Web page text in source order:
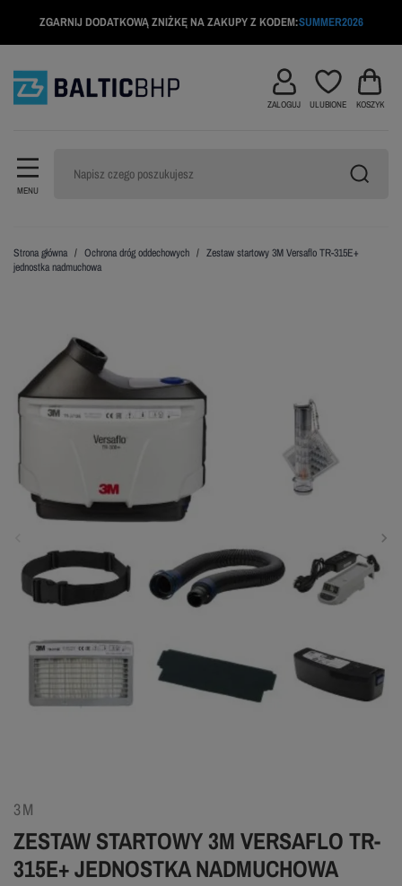
ZGARNIJ DODATKOWĄ ZNIŻKĘ NA ZAKUPY Z KODEM:SUMMER2026
MENU
ZALOGUJ ULUBIONE KOSZYK
Strona główna Ochrona dróg oddechowych
Zestaw startowy 3M Versaflo TR-315E+
jednostka nadmuchowa
3M
ZESTAW STARTOWY 3M VERSAFLO TR-
315E+ JEDNOSTKA NADMUCHOWA